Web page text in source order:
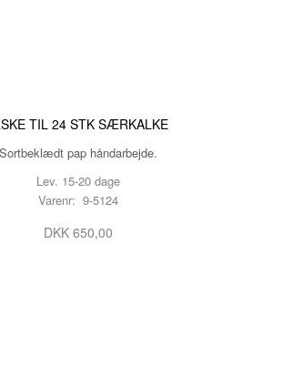
TIL 24 STK SÆRKALKE
Sortbeklædt pap håndarbejde.
Lev. 15-20 dage
Varenr: 9-5124
DKK 650,00